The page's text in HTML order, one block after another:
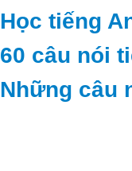
Học tiếng
60 câu nói
Những câu